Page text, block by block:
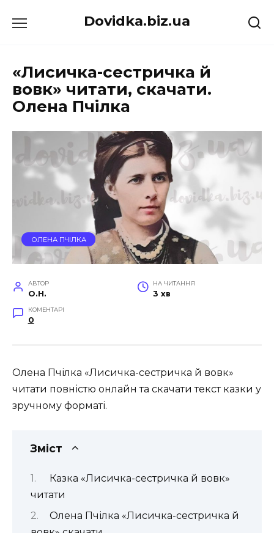
до
Dovidka.biz.ua
«Лисичка-сестричка й
вовк» читати, скачати.
Олена Пчілка
ОЛЕНА ПЧІЛКА
АВТОР
O.H.
НА ЧИТАННЯ
3 хв
КОМЕНТАРІ
0
Олена Пчілка «Лисичка-сестричка й вовк»
читати повністю онлайн та скачати текст казки у
зручному форматі.
Зміст
Казка «Лисичка-сестричка й вовк»
читати
Олена Пчілка «Лисичка-сестричка й